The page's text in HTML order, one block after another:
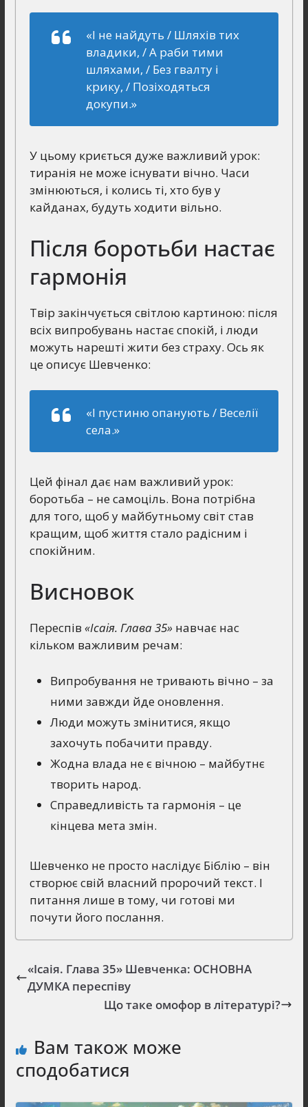
«І не найдуть / Шляхів тих
владики, / А раби тими
шляхами, / Без гвалту і
крику, / Позіходяться
докупи.»
У цьому криється дуже важливий урок:
тиранія не може існувати вічно. Часи
змінюються, і колись ті, хто був у
кайданах, будуть ходити вільно.
Після боротьби настає
гармонія
Твір закінчується світлою картиною: після
всіх випробувань настає спокій, і люди
можуть нарешті жити без страху. Ось як
це описує Шевченко:
«І пустиню опанують / Веселії
села.»
Цей фінал дає нам важливий урок:
боротьба – не самоціль. Вона потрібна
для того, щоб у майбутньому світ став
кращим, щоб життя стало радісним і
спокійним.
Висновок
Переспів «Ісаія. Глава 35»навчає нас
кільком важливим речам:
Випробування не тривають вічно – за
ними завжди йде оновлення.
Люди можуть змінитися, якщо
захочуть побачити правду.
Жодна влада не є вічною – майбутнє
творить народ.
Справедливість та гармонія – це
кінцева мета змін.
Шевченко не просто наслідує Біблію – він
створює свій власний пророчий текст. І
питання лише в тому, чи готові ми
почути його послання.
«Ісаія. Глава 35» Шевченка: ОСНОВНА
ДУМКА переспіву
Що таке омофор в літературі?
Вам також може
сподобатися